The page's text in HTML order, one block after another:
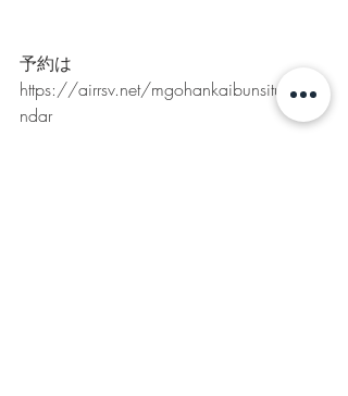
予約は
https://airrsv.net/mgohankaibunsitu/cale
ndar